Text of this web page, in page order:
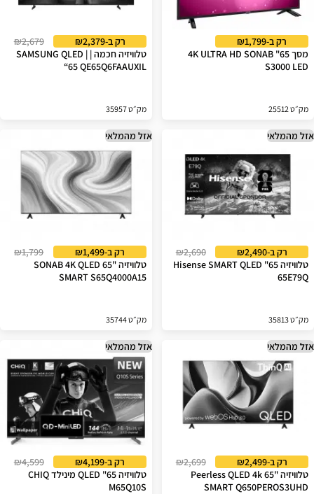
רק ב-₪1,799
מסך 65" 4K ULTRA HD SONAB
S3000 LED
מק״ט 25512
רק ב-₪2,379
₪2,679
טלוויזיה חכמה | SAMSUNG QLED |
“65 QE65Q6FAAUXIL
מק״ט 35957
אזל מהמלאי
רק ב-₪2,490
₪2,690
טלוויזיה 65" Hisense SMART QLED
65E79Q
מק״ט 35813
אזל מהמלאי
רק ב-₪1,499
₪1,799
טלוויזיה "65 SONAB 4K QLED
SMART S65Q4000A15
מק״ט 35744
אזל מהמלאי
רק ב-₪2,499
₪2,699
טלוויזיה "65 Peerless QLED 4k
SMART Q650PEROS3UHD
אזל מהמלאי
רק ב-₪4,199
₪4,599
טלוויזיה 65" QLED מינילד CHIQ
M65Q10S